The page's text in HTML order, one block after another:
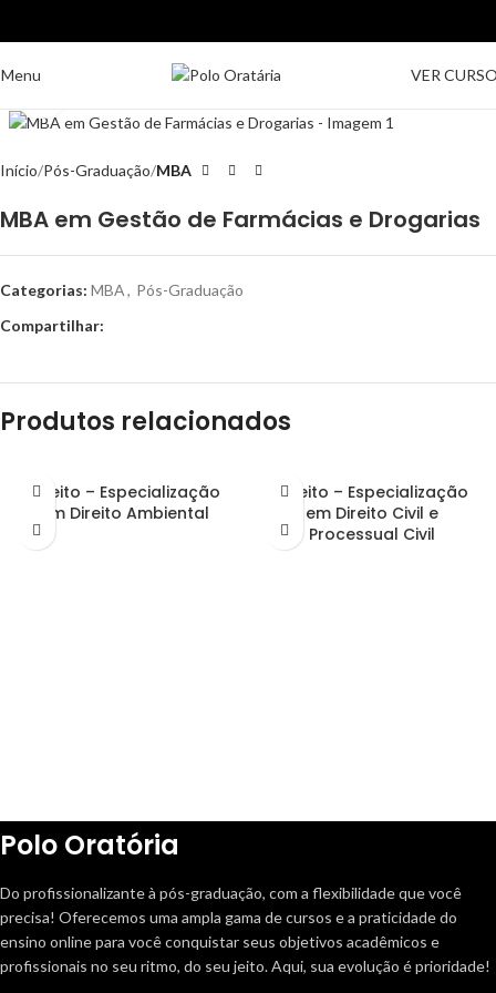
Menu VER
Início Pós-Graduação MBA
MBA em Gestão de Farmácias e Drogarias
Categorias: MBA, Pós-Graduação
Compartilhar:
Produtos relacionados
Direito – Especialização
em Direito Ambiental
Direito – Especialização
em Direito Civil e
Processual Civil
Polo Oratória
Do profissionalizante à pós-graduação, com a flexibilidade que você
precisa! Oferecemos uma ampla gama de cursos e a praticidade do
ensino online para você conquistar seus objetivos acadêmicos e
profissionais no seu ritmo, do seu jeito. Aqui, sua evolução é prioridade!